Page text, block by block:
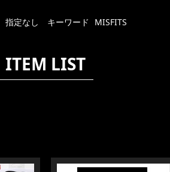
指定なし キーワード MISFITS
ITEM LIST